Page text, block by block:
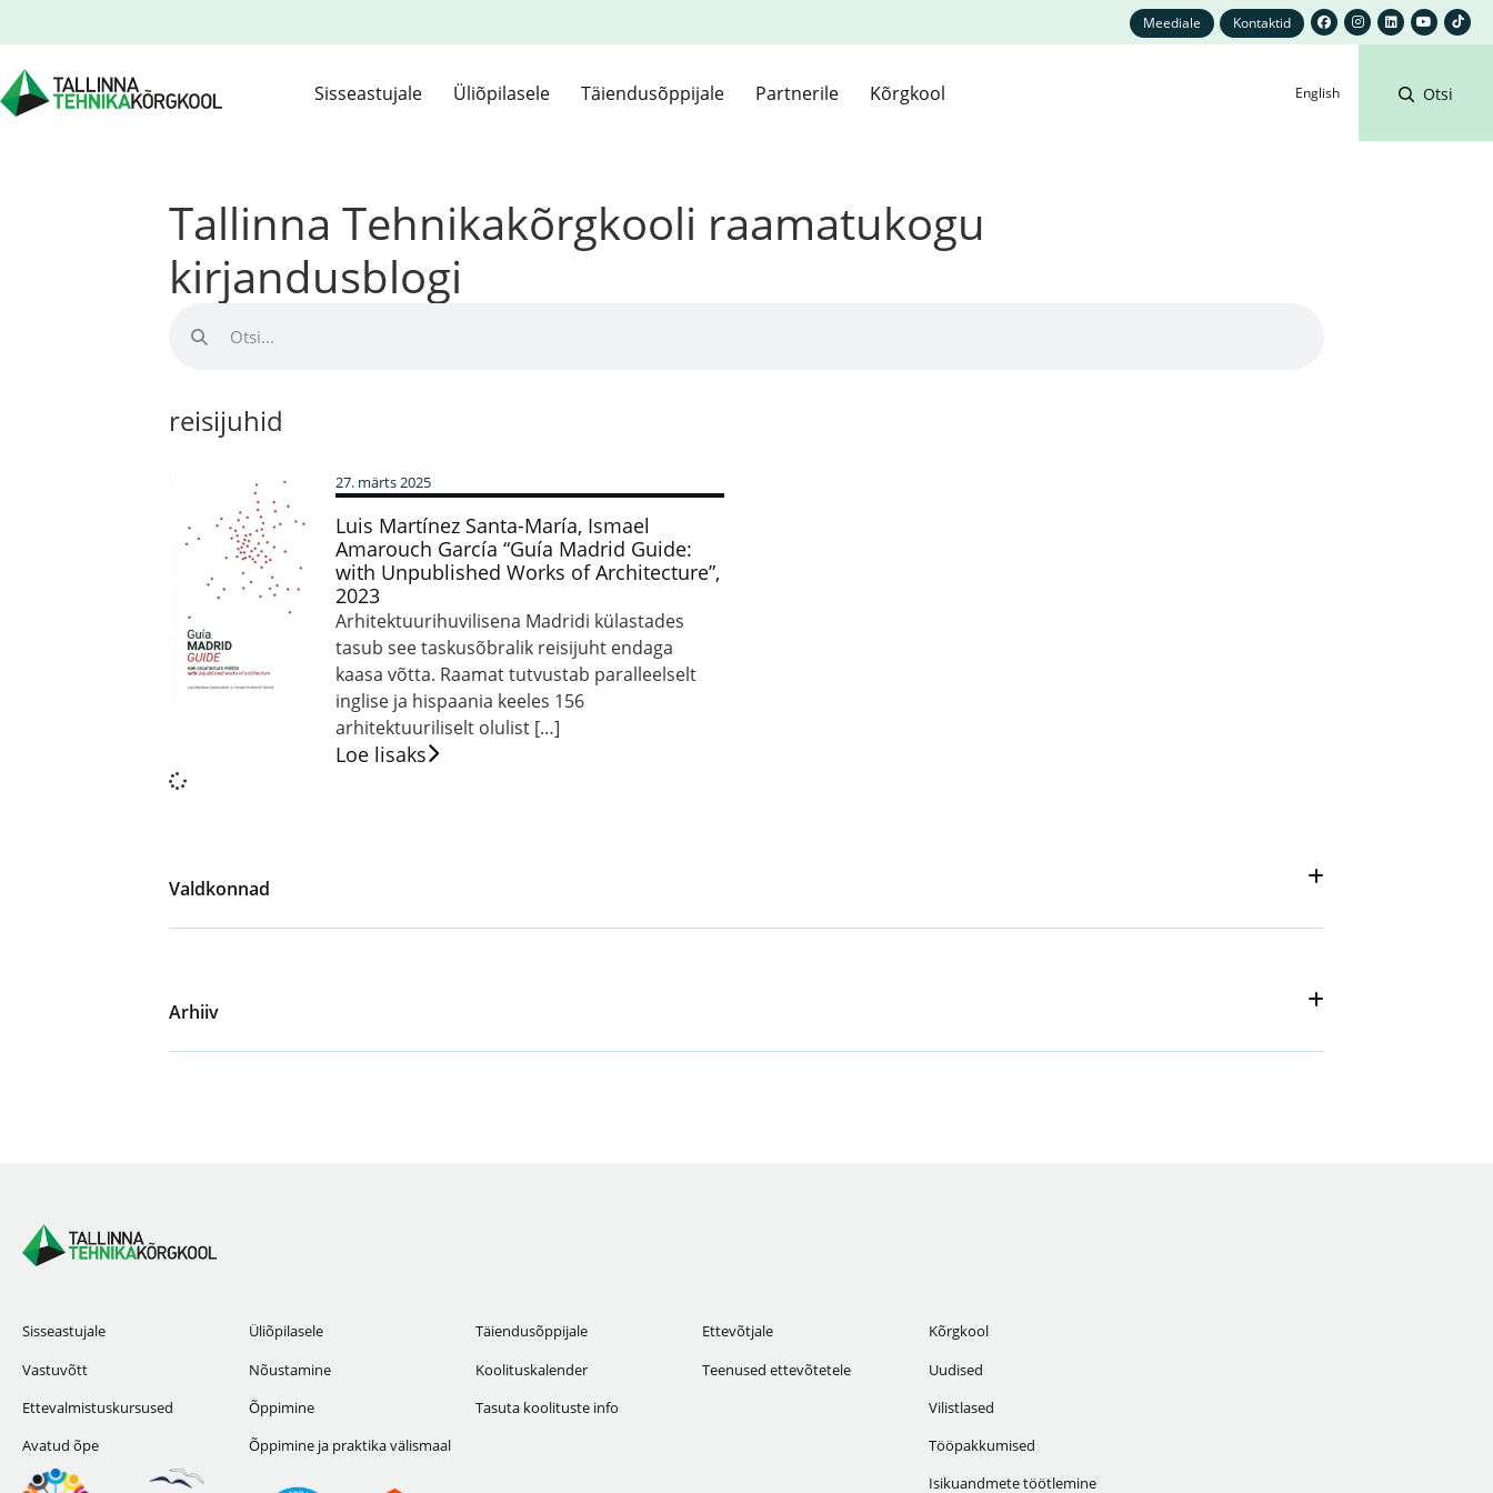
Meediale Kontaktid
Sisseastujale Üliõpilasele Täiendusõppijale Partnerile Kõrgkool English Otsi
Tallinna Tehnikakõrgkooli raamatukogu
kirjandusblogi
reisijuhid
27. märts 2025
Luis Martínez Santa-María, Ismael
Amarouch García “Guía Madrid Guide:
with Unpublished Works of Architecture”,
2023
Arhitektuurihuvilisena Madridi külastades
tasub see taskusõbralik reisijuht endaga
kaasa võtta. Raamat tutvustab paralleelselt
inglise ja hispaania keeles 156
arhitektuuriliselt olulist […]
Loe lisaks
Valdkonnad
Arhiiv
Sisseastujale
Vastuvõtt
Ettevalmistuskursused
Avatud õpe
Üliõpilasele
Nõustamine
Õppimine
Õppimine ja praktika välismaal
Täiendusõppijale
Koolituskalender
Tasuta koolituste info
Ettevõtjale
Teenused ettevõtetele
Kõrgkool
Uudised
Vilistlased
Tööpakkumised
Isikuandmete töötlemine